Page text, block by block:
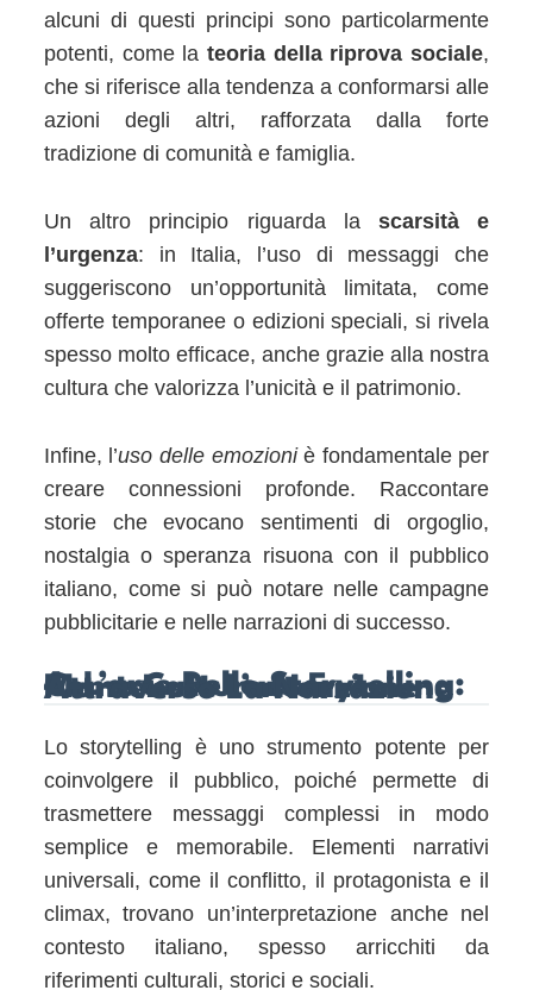
alcuni di questi principi sono particolarmente
potenti, come la teoria della riprova sociale,
che si riferisce alla tendenza a conformarsi alle
azioni degli altri, rafforzata dalla forte
tradizione di comunità e famiglia.
Un altro principio riguarda la scarsità e
l’urgenza: in Italia, l’uso di messaggi che
suggeriscono un’opportunità limitata, come
offerte temporanee o edizioni speciali, si rivela
spesso molto efficace, anche grazie alla nostra
cultura che valorizza l’unicità e il patrimonio.
Infine, l’uso delle emozioniè fondamentale per
creare connessioni profonde. Raccontare
storie che evocano sentimenti di orgoglio,
nostalgia o speranza risuona con il pubblico
italiano, come si può notare nelle campagne
pubblicitarie e nelle narrazioni di successo.
4. L’arte Dello Storytelling: Come Catturare E Mantenere L’attenzione Attraverso La Narrazione
Lo storytelling è uno strumento potente per
coinvolgere il pubblico, poiché permette di
trasmettere messaggi complessi in modo
semplice e memorabile. Elementi narrativi
universali, come il conflitto, il protagonista e il
climax, trovano un’interpretazione anche nel
contesto italiano, spesso arricchiti da
riferimenti culturali, storici e sociali.